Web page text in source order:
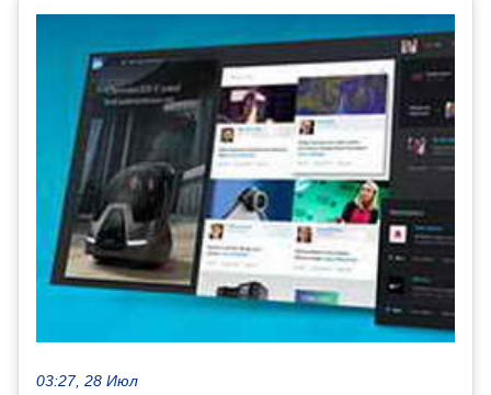
03:27, 28 Июл